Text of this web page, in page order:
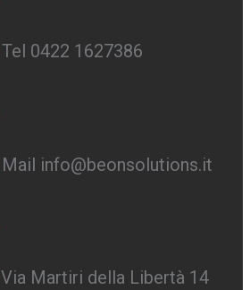
Tel 0422 1627386
Mail info@beonsolutions.it
Via Martiri della Libertà 14